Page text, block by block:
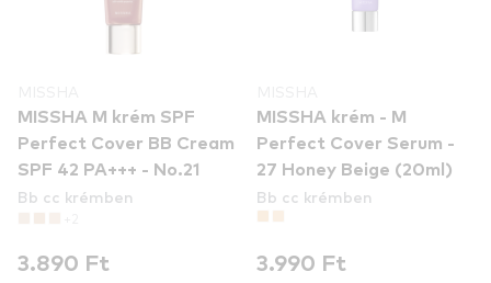
MISSHA M krém SPF
Perfect Cover BB Cream
SPF 42 PA+++ - No.21
Bb cc krémben
3.890 Ft
MISSHA krém - M
Perfect Cover Serum -
27 Honey Beige (20ml)
Bb cc krémben
3.990 Ft